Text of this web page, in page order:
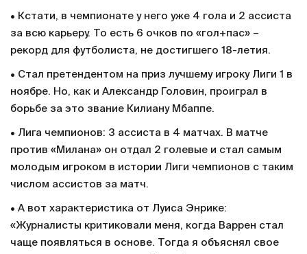
• Кстати, в чемпионате у него уже 4 гола и 2 ассиста
за всю карьеру. То есть 6 очков по «гол+пас» –
рекорд для футболиста, не достигшего 18-летия.
• Стал претендентом на приз лучшему игроку Лиги 1 в
ноябре. Но, как и Александр Головин, проиграл в
борьбе за это звание Килиану Мбаппе.
• Лига чемпионов: 3 ассиста в 4 матчах. В матче
против «Милана» он отдал 2 голевые и стал самым
молодым игроком в истории Лиги чемпионов с таким
числом ассистов за матч.
• А вот характеристика от Луиса Энрике:
«Журналисты критиковали меня, когда Варрен стал
чаще появляться в основе. Тогда я объяснял свое